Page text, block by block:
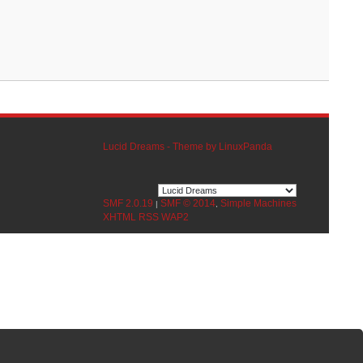
Lucid Dreams - Theme by LinuxPanda
SMF 2.0.19 | SMF © 2014, Simple Machines
XHTML
RSS WAP2